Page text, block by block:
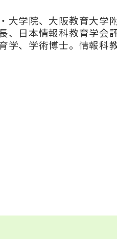
大学院、大阪教育大学
、日本情報科教育学会
学、学術博士。情報科